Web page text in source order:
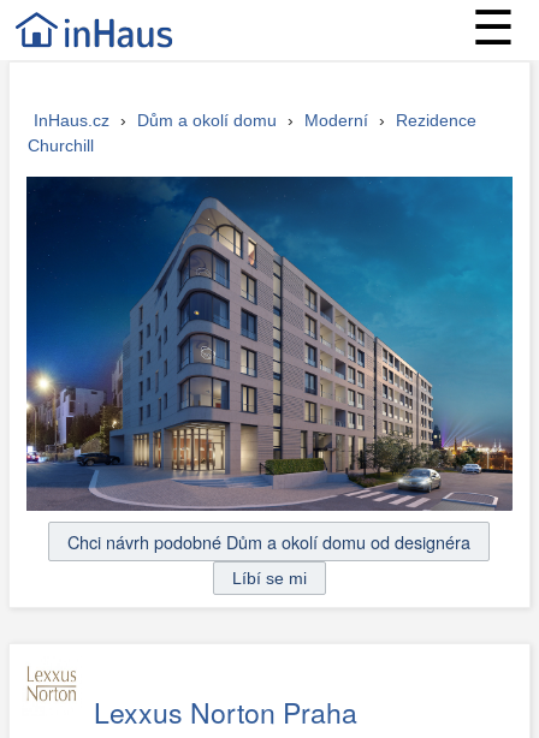
☰
InHaus.cz › Dům a okolí domu › Moderní ›
Rezidence
Churchill
Chci návrh podobné Dům a okolí domu od designéra
Lexxus Norton Praha